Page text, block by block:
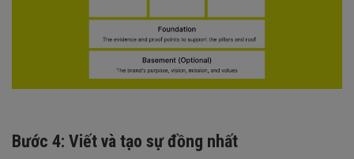
Bước 4: Viết và tạo sự đồng nhất